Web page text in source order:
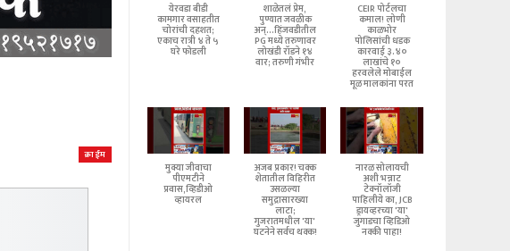
क्राईम
येरवडा बीडी
कामगार वसाहतीत
चोरांची दहशत;
एकाच रात्री ४ ते ५
घरे फोडली
शाळेतलं प्रेम,
पुण्यात जवळीक
अन्...हिंजवडीतील
PG मध्ये तरुणावर
लोखंडी रॉडने १४
वार; तरुणी गंभीर
CEIR पोर्टलचा
कमाल! लोणी
काळभोर
पोलिसांची धडक
कारवाई ३.४०
लाखांचे १०
हरवलेले मोबाईल
मूळ मालकांना परत
मुक्या जीवाचा
पीएमटीने
प्रवास,व्हिडीओ
व्हायरल
अजब प्रकार! चक्क
शेतातील विहिरीत
उसळल्या
समुद्रासारख्या
लाटा;
गुजरातमधील 'या'
घटनेने सर्वच थक्क!
नारळ सोलायची
अशी भन्नाट
टेक्नॉलॉजी
पाहिलीये का, JCB
ड्रायव्हरच्या 'या'
जुगाडचा व्हिडिओ
नक्की पाहा!